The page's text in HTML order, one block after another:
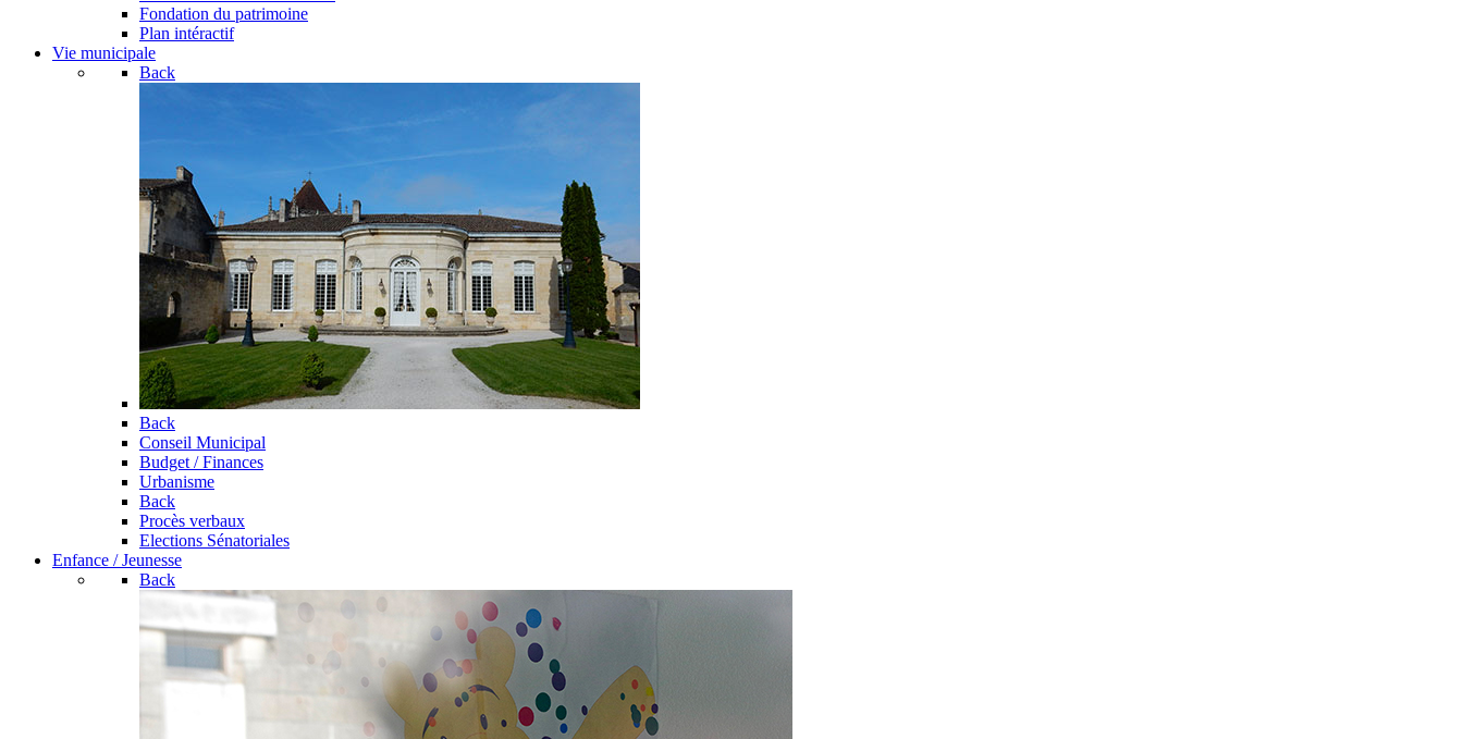
Fondation du patrimoine
Plan intéractif
Vie municipale
Back
Back
Conseil Municipal
Budget / Finances
Urbanisme
Back
Procès verbaux
Elections Sénatoriales
Enfance / Jeunesse
Back